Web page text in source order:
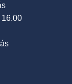
16.00